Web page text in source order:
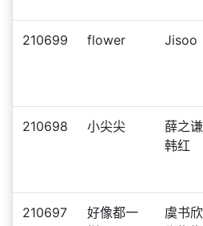
210699 flower Jisoo
210698 小尖尖
薛之
韩红
210697
好像都一
虞书欣